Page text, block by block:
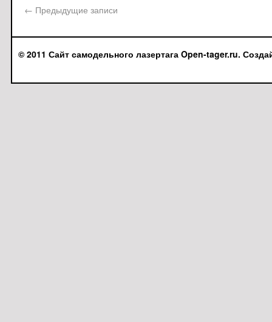
← Предыдущие записи
© 2011 Сайт самодельного лазертага Open-tager.ru.